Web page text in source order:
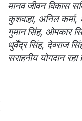
मानव जीवन विकास
कुशवाहा, अनिल कर्मा,
गुमान सिंह, ओमकार
धुर्वेंद्र सिंह, देवराज
सराहनीय योगदान रहा